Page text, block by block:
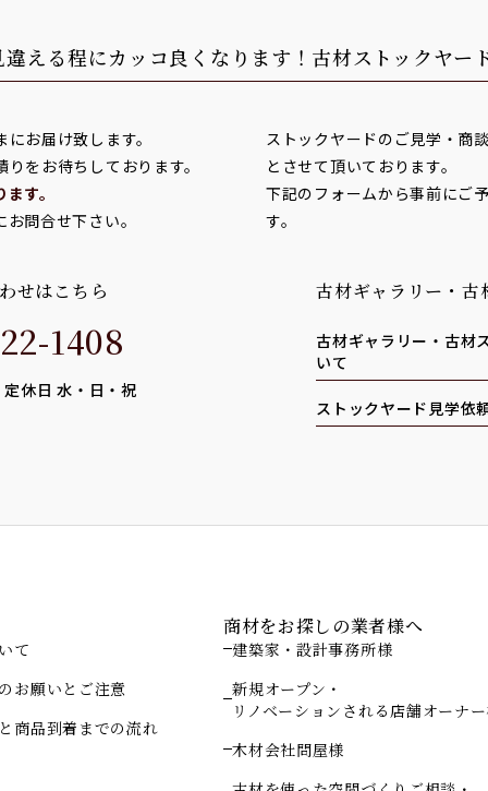
える程にカッコ良くなります！ 古材ストックヤー
お届け致します。
をお待ちしております。
す。
問合せ下さい。
せはこちら
1408
休日 水・日・祝
ストックヤードのご見学・商
とさせて頂いております。
下記のフォームから事前にご
す。
古材ギャラリー・古
古材ギャラリー・古材
いて
ストックヤード見学依
て
お願いとご注意
商品到着までの流れ
商材をお探しの業者様へ
建築家・設計事務所様
新規オープン・
リノベーションされる店舗オーナ
木材会社問屋様